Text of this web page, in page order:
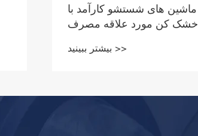
ماشین های شستشو کارآمد با
خشک کن مورد علاقه مصرف
بیشتر ببینید >>